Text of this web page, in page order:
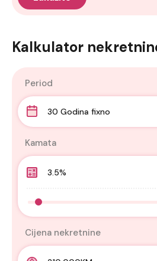
Kalkulator
Period
30 Godina fixno
Kamata
Cijena nekretnine